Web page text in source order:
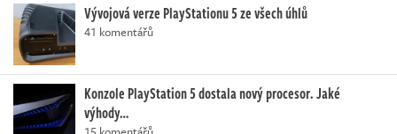
Vývojová verze PlayStationu 5 ze všech úhlů
41 komentářů
Konzole PlayStation 5 dostala nový procesor. Jaké
výhody…